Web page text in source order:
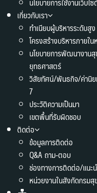
เกี่ยวกับเรา
ทำเนียบผู้บริหารระดับสูง
โครงสร้างบริหารภายใ
นโยบายการพัฒนางาน
ยุทธศาสตร์
วิสัยทัศน์/พันธกิจ/ค่านิ
7
ประวัติความเป็นมา
เขตพื้นที่รับผิดชอบ
ติดต่อ
ข้อมูลการติดต่อ
Q&A ถาม-ตอบ
ช่องทางการติดต่อ/แนะ
หน่วยงานในสังกัดกรม